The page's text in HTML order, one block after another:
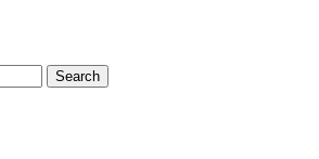
Search